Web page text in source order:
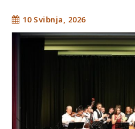
10 Svibnja, 2026